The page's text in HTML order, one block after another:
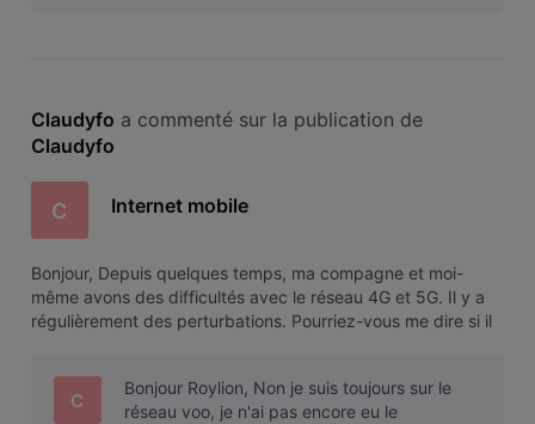
Claudyfo a commenté sur la publication de
Claudyfo
C Internet mobile
Bonjour, Depuis quelques temps, ma compagne et moi-
même avons des difficultés avec le réseau 4G et 5G. Il y a
régulièrement des perturbations. Pourriez-vous me dire si il
C
Bonjour Roylion, Non je suis toujours sur le
réseau voo, je n'ai pas encore eu le